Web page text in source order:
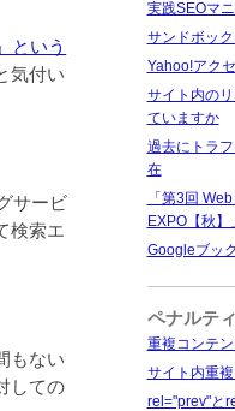
という
気付い
サービ
検索エ
もない
しての
実践SEOマ
サンドボッ
Yahoo!アク
サイト内の
ていますか
過去にトラ
在
「第3回
EXPO【秋】
Googleブッ
ペナルテ
重複コンテ
サイト内重
rel="prev"と